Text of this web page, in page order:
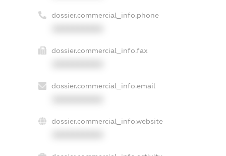
dossier.commercial_info.phone
dossier.commercial_info.fax
dossier.commercial_info.email
dossier.commercial_info.website